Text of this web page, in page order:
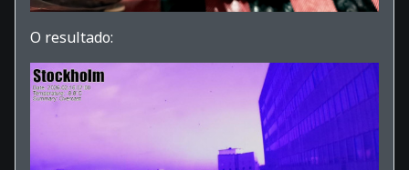
O resultado: